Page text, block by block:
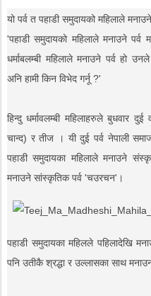
यो पर्व त पहाडी समुदायको महिलाले
'पहाडी समुदायको महिलाले मनाउने पर्व
धर्माबलम्बी महिलाले मनाउने पर्व हो
अनि हामी किन विभेद गर्नू ?'
हिन्दु धर्मावलम्बी महिलाहरुले बुधवार
चान्द) र तीज । यी दुई पर्व नेपाली
पहाडी समुदायका महिलाले मनाउने
मनाउने सांस्कृतिक पर्व 'चउरचन'।
पहाडी समुदायका महिलले पहिलादेखि
पनि उतीकै श्रद्धा र उल्लासका साथ